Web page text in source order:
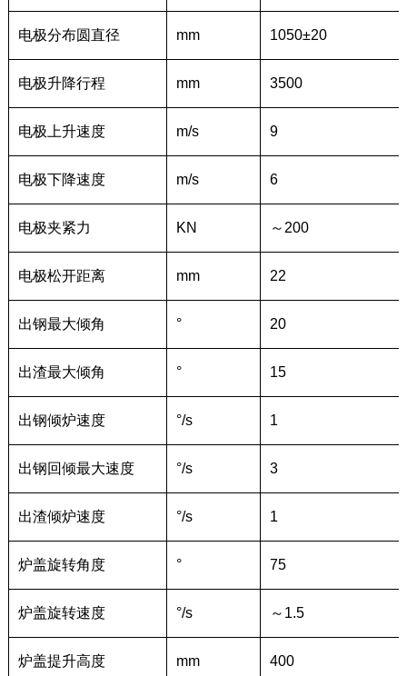
电极分布圆直径 mm 1050±20
电极升降行程 mm 3500
电极上升速度 m/s 9
电极下降速度 m/s 6
电极夹紧力 KN ～200
电极松开距离 mm 22
出钢最大倾角 ° 20
出渣最大倾角 ° 15
出钢倾炉速度 °/s 1
出钢回倾最大速度 °/s 3
出渣倾炉速度 °/s 1
炉盖旋转角度 ° 75
炉盖旋转速度 °/s ～1.5
炉盖提升高度 mm 400